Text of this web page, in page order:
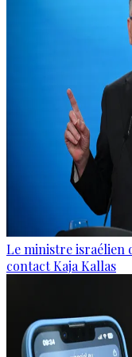
Le ministre israélien
contact Kaja Kallas